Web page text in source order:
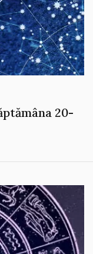
20-